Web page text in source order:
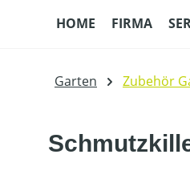
HOME FIRMA
Garten Zubehör